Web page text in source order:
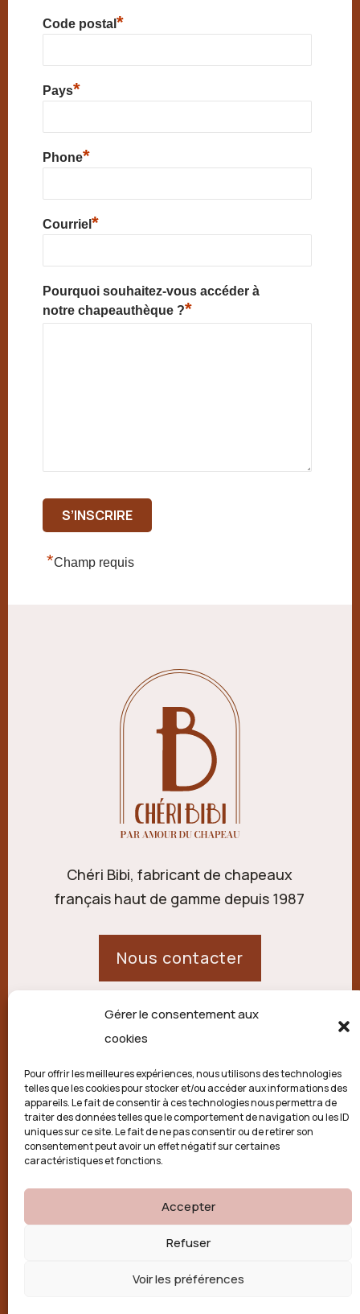
Gérer le consentement aux
cookies
Pour offrir les meilleures expériences, nous utilisons des technologies
telles que les cookies pour stocker et/ou accéder aux informations des
appareils. Le fait de consentir à ces technologies nous permettra de
traiter des données telles que le comportement de navigation ou les ID
uniques sur ce site. Le fait de ne pas consentir ou de retirer son
consentement peut avoir un effet négatif sur certaines
caractéristiques et fonctions.
Accepter
Refuser
Voir les préférences
Code postal *
Pays*
Phone*
Courriel *
Pourquoi souhaitez-vous accéder à
notre chapeauthèque ?*
*Champ requis
Chéri Bibi, fabricant de chapeaux
français haut de gamme depuis 1987
Nous contacter
21 route de Palisse,
Politique de confidentialité
Conditions générales